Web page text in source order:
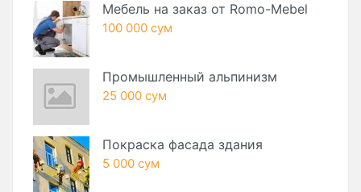
Мебель на заказ от Romo-Mebel
100 000 сум
Промышленный альпинизм
25 000 сум
Покраска фасада здания
5 000 сум